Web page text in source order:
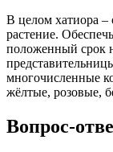
В целом хатиора –
растение.
положенный срок
многочисленные
жёлтые, розовые,
Вопрос-